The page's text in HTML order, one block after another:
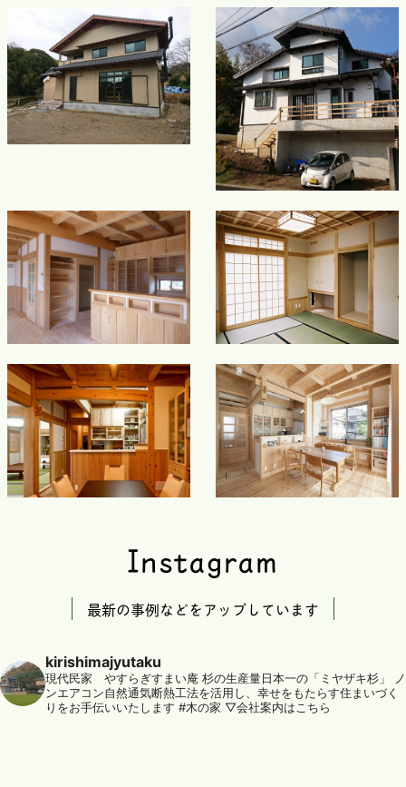
Instagram
最新の事例などをアップしています
kirishimajyutaku
現代民家 やすらぎすまい庵 杉の生産量日本一の「ミヤザキ杉」
ノ
ンエアコン自然通気断熱工法を活用し、幸せをもたらす住まいづく
りをお手伝いいたします #木の家 ▽会社案内はこちら